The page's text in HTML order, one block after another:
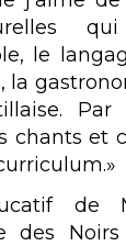
qui
le
la
Par
chants et
de
des